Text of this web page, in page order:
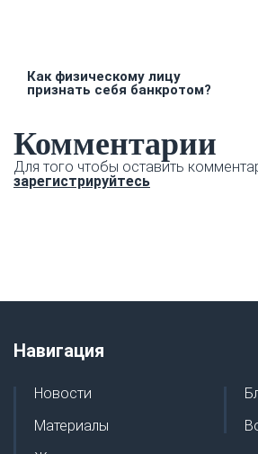
Как физическому лицу
признать себя банкротом?
Комментарии
Для того чтобы оставить
зарегистрируйтесь
Навигация
Новости
Материалы